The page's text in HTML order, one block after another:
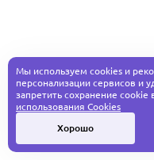
Мы используем cookies и
персонализации сервисов и
запретить сохранение cookie
использования Cookies
Хорошо